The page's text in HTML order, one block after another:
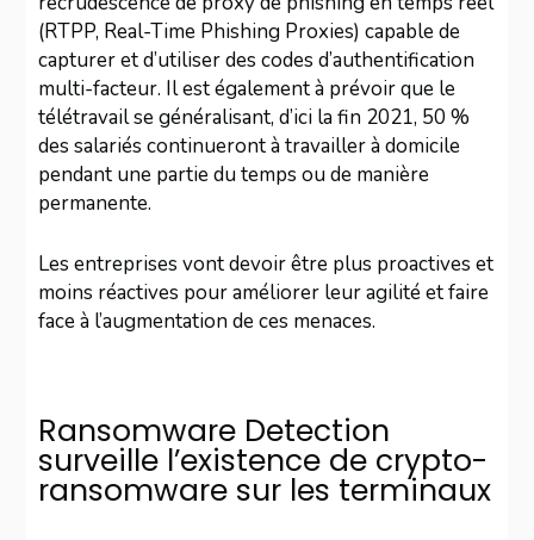
(RTPP, Real-Time Phishing Proxies) capable de
capturer et d’utiliser des codes d’authentification
multi-facteur. Il est également à prévoir que le
télétravail se généralisant, d’ici la fin 2021, 50 %
des salariés continueront à travailler à domicile
pendant une partie du temps ou de manière
permanente.
Les entreprises vont devoir être plus proactives et
moins réactives pour améliorer leur agilité et faire
face à l’augmentation de ces menaces.
Ransomware Detection
surveille l’existence de crypto-
ransomware sur les terminaux